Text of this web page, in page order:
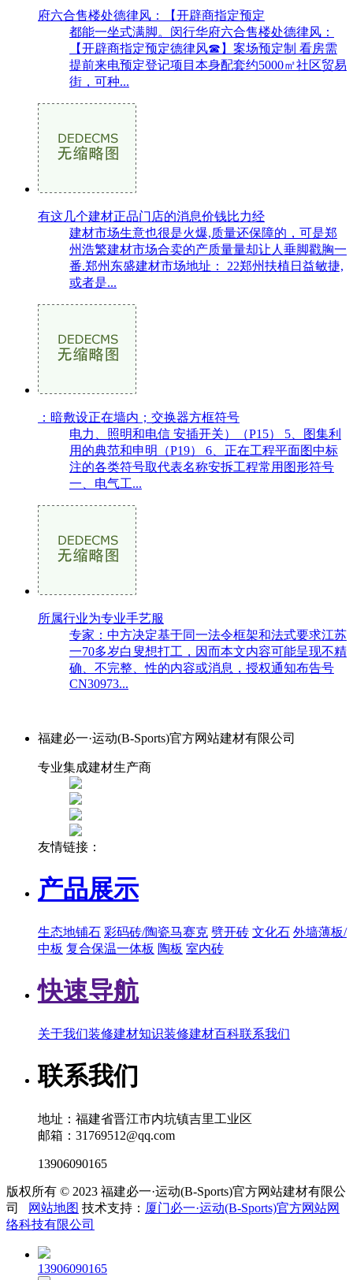
府六合售楼处德律风：【开辟商指定预定
都能一坐式满脚。闵行华府六合售楼处德律风：
【开辟商指定预定德律风☎】案场预定制 看房需
提前来电预定登记项目本身配套约5000㎡社区贸易
街，可种...
有这几个建材正品门店的消息价钱比力经
建材市场生意也很是火爆,质量还保障的，可是郑
州浩繁建材市场合卖的产质量量却让人垂脚戳胸一
番.郑州东盛建材市场地址： 22郑州扶植日益敏捷,
或者是...
：暗敷设正在墙内；交换器方框符号
电力、照明和电信 安插开关）（P15） 5、图集利
用的典范和申明（P19） 6、正在工程平面图中标
注的各类符号取代表名称安拆工程常用图形符号
一、电气工...
所属行业为专业手艺服
专家：中方决定基于同一法令框架和法式要求江苏
一70多岁白叟想打工，因而本文内容可能呈现不精
确、不完整、性的内容或消息，授权通知布告号
CN30973...
福建必一·运动(B-Sports)官方网站建材有限公司
专业集成建材生产商
友情链接：
产品展示
生态地铺石 彩码砖/陶瓷马赛克 劈开砖 文化石 外墙薄板/
中板 复合保温一体板 陶板 室内砖
快速导航
关于我们装修建材知识装修建材百科联系我们
联系我们
地址：福建省晋江市内坑镇吉里工业区
邮箱：31769512@qq.com
13906090165
版权所有 © 2023 福建必一·运动(B-Sports)官方网站建材有限公
司
网站地图 技术支持： 厦门必一·运动(B-Sports)官方网站网
络科技有限公司
13906090165